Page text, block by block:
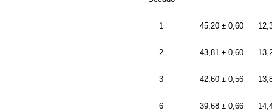
1 45,20 ± 0,60
2 43,81 ± 0,60
3 42,60 ± 0,56
6 39,68 ± 0,66